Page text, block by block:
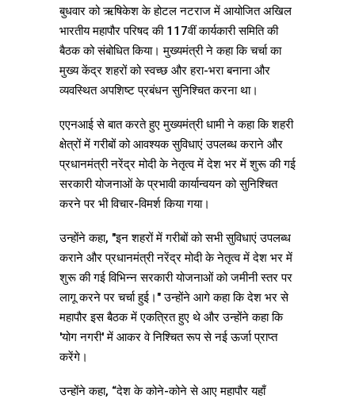
बुधवार को ऋषिकेश के होटल नटराज में आयोजित अखिल
भारतीय महापौर परिषद की 117वीं कार्यकारी समिति की
बैठक को संबोधित किया। मुख्यमंत्री ने कहा कि चर्चा का
मुख्य केंद्र शहरों को स्वच्छ और हरा-भरा बनाना और
व्यवस्थित अपशिष्ट प्रबंधन सुनिश्चित करना था।
एएनआई से बात करते हुए मुख्यमंत्री धामी ने कहा कि शहरी
क्षेत्रों में गरीबों को आवश्यक सुविधाएं उपलब्ध कराने और
प्रधानमंत्री नरेंद्र मोदी के नेतृत्व में देश भर में शुरू की गई
सरकारी योजनाओं के प्रभावी कार्यान्वयन को सुनिश्चित
करने पर भी विचार-विमर्श किया गया।
उन्होंने कहा, "इन शहरों में गरीबों को सभी सुविधाएं उपलब्ध
कराने और प्रधानमंत्री नरेंद्र मोदी के नेतृत्व में देश भर में
शुरू की गई विभिन्न सरकारी योजनाओं को जमीनी स्तर पर
लागू करने पर चर्चा हुई।" उन्होंने आगे कहा कि देश भर से
महापौर इस बैठक में एकत्रित हुए थे और उन्होंने कहा कि
'योग नगरी' में आकर वे निश्चित रूप से नई ऊर्जा प्राप्त
करेंगे।
उन्होंने कहा, “देश के कोने-कोने से आए महापौर यहाँ